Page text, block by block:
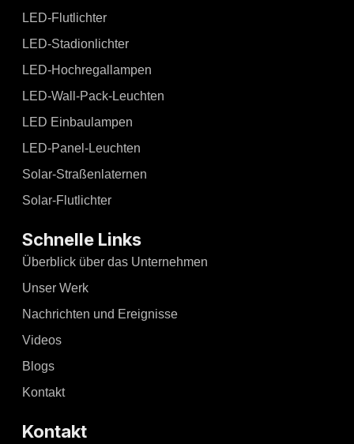
LED-Flutlichter
LED-Stadionlichter
LED-Hochregallampen
LED-Wall-Pack-Leuchten
LED Einbaulampen
LED-Panel-Leuchten
Solar-Straßenlaternen
Solar-Flutlichter
Schnelle Links
Überblick über das Unternehmen
Unser Werk
Nachrichten und Ereignisse
Videos
Blogs
Kontakt
Kontakt